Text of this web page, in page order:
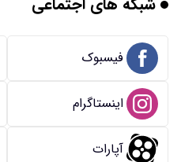
فیسبوک
اینستاگرام
آپارات